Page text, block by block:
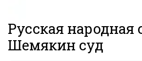
Русская народная
Шемякин суд